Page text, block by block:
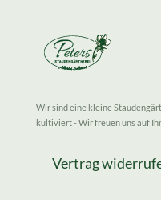
Wir sind eine kleine
kultiviert - Wir freuen uns auf
Vertrag